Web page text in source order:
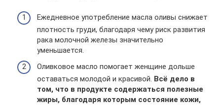
Ежедневное употребление масла оливы снижает
плотность груди, благодаря чему риск развития
рака молочной железы значительно
уменьшается.
Оливковое масло помогает женщине дольше
оставаться молодой и красивой. Всё дело в
том, что в продукте содержаться полезные
жиры, благодаря которым состояние кожи,